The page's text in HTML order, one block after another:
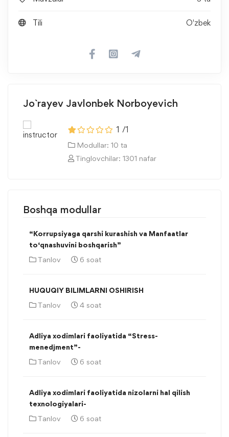
Tili O'zbek
Jo`rayev Javlonbek Norboyevich
1 /1
Modullar: 10 ta
Tinglovchilar: 1301 nafar
Boshqa modullar
“Korrupsiyaga qarshi kurashish va Manfaatlar
to‘qnashuvini boshqarish”
Tanlov
6 soat
HUQUQIY BILIMLARNI OSHIRISH
Tanlov
4 soat
Adliya xodimlari faoliyatida “Stress-
menedjment”-
Tanlov
6 soat
Adliya xodimlari faoliyatida nizolarni hal qilish
texnologiyalari-
Tanlov
6 soat